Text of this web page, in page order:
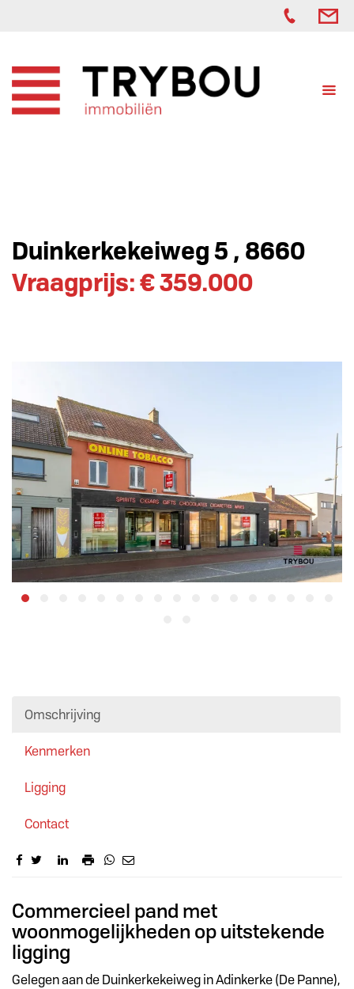
Duinkerkekeiweg 5 , 8660
Vraagprijs: € 359.000
Omschrijving
Kenmerken
Ligging
Contact
Omschrijving
Commercieel pand met
woonmogelijkheden op uitstekende
ligging
Gelegen aan de Duinkerkekeiweg in Adinkerke (De Panne),